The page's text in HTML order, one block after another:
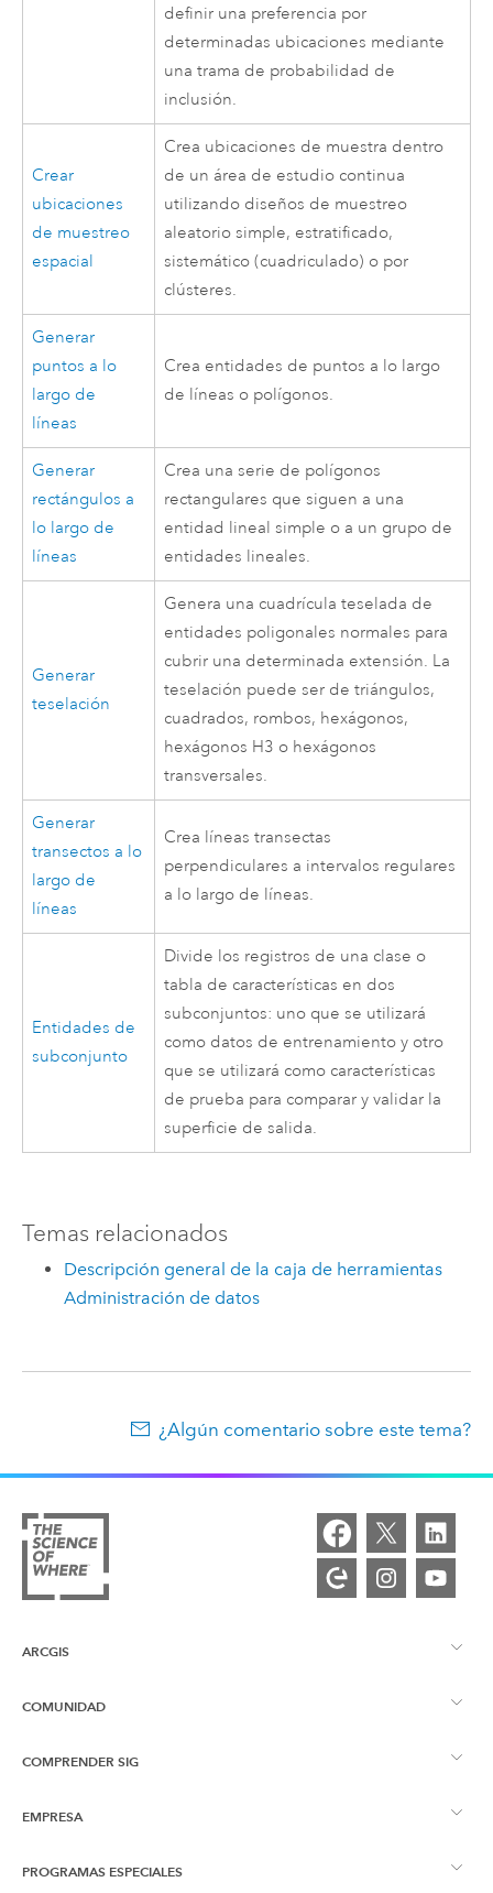
definir una preferencia por
determinadas ubicaciones mediante
una trama de probabilidad de
inclusión.
Crear
ubicaciones
de muestreo
espacial
Crea ubicaciones de muestra dentro
de un área de estudio continua
utilizando diseños de muestreo
aleatorio simple, estratificado,
sistemático (cuadriculado) o por
clústeres.
Generar
puntos a lo
largo de
líneas
Crea entidades de puntos a lo largo
de líneas o polígonos.
Generar
rectángulos a
lo largo de
líneas
Crea una serie de polígonos
rectangulares que siguen a una
entidad lineal simple o a un grupo de
entidades lineales.
Generar
teselación
Genera una cuadrícula teselada de
entidades poligonales normales para
cubrir una determinada extensión. La
teselación puede ser de triángulos,
cuadrados, rombos, hexágonos,
hexágonos H3 o hexágonos
transversales.
Generar
transectos a lo
largo de
líneas
Crea líneas transectas
perpendiculares a intervalos regulares
a lo largo de líneas.
Entidades de
subconjunto
Divide los registros de una clase o
tabla de características en dos
subconjuntos: uno que se utilizará
como datos de entrenamiento y otro
que se utilizará como características
de prueba para comparar y validar la
superficie de salida.
Temas relacionados
Descripción general de la caja de herramientas
Administración de datos
¿Algún comentario sobre este tema?
ARCGIS
Descripción general de ArcGIS
Representación cartográfica
COMUNIDAD
Comunidad de Esri
Blog de ArcGIS
COMPRENDER SIG
¿Qué son los SIG?
Inteligencia de ubicación
EMPRESA
Acerca de Esri
PROGRAMAS ESPECIALES